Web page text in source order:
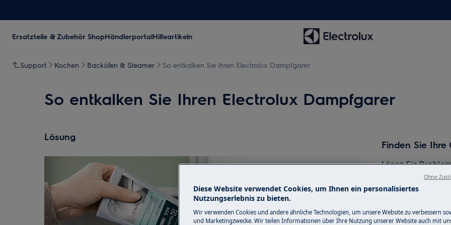
Ersatzteile & Zubehör ShopHändlerportalHilfeartikeln
Support Kochen Backöfen & Steamer So entkalken Sie Ihren Electrolux Dampfgarer
So entkalken Sie Ihren Electrolux Dampfgarer
Lösung
Finden Sie Ihre
Lösen Sie
andere
Diese Website verwendet Cookies, um Ihnen ein personalisiertes
Nutzungserlebnis zu bieten.
Wir verwenden Cookies und andere ähnliche Technologien, um unsere Website zu verbessern
und Marketingzwecke. Wir teilen Informationen über Ihre Nutzung unserer Website auch mit
Ohne